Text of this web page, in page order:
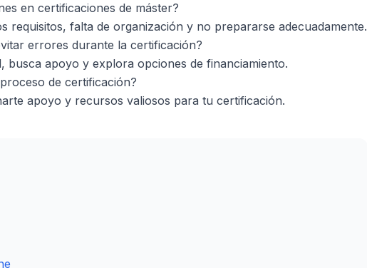
en certificaciones de máster?
requisitos, falta de organización y no prepararse adecuadamente.
errores durante la certificación?
busca apoyo y explora opciones de financiamiento.
de certificación?
apoyo y recursos valiosos para tu certificación.